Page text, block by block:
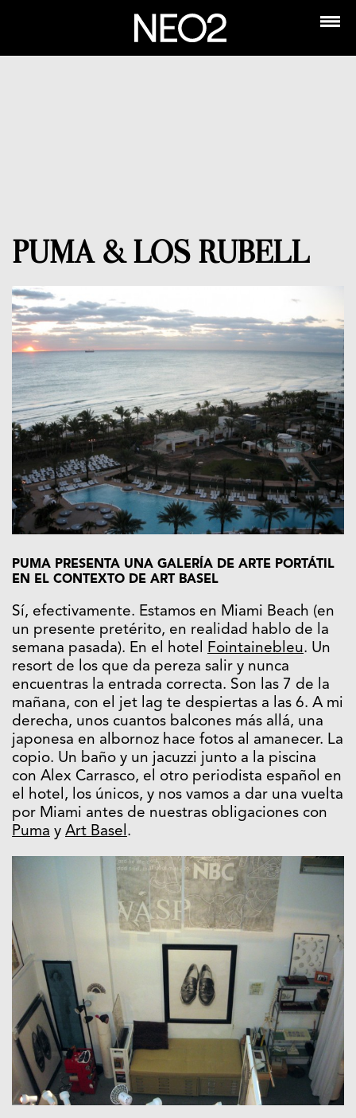
PUMA & LOS RUBELL
PUMA PRESENTA UNA GALERÍA DE ARTE PORTÁTIL
EN EL CONTEXTO DE ART BASEL
Sí, efectivamente. Estamos en Miami Beach (en
un presente pretérito, en realidad hablo de la
semana pasada). En el hotel Fointainebleu. Un
resort de los que da pereza salir y nunca
encuentras la entrada correcta. Son las 7 de la
mañana, con el jet lag te despiertas a las 6. A mi
derecha, unos cuantos balcones más allá, una
japonesa en albornoz hace fotos al amanecer. La
copio. Un baño y un jacuzzi junto a la piscina
con Alex Carrasco, el otro periodista español en
el hotel, los únicos, y nos vamos a dar una vuelta
por Miami antes de nuestras obligaciones con
Puma y Art Basel.